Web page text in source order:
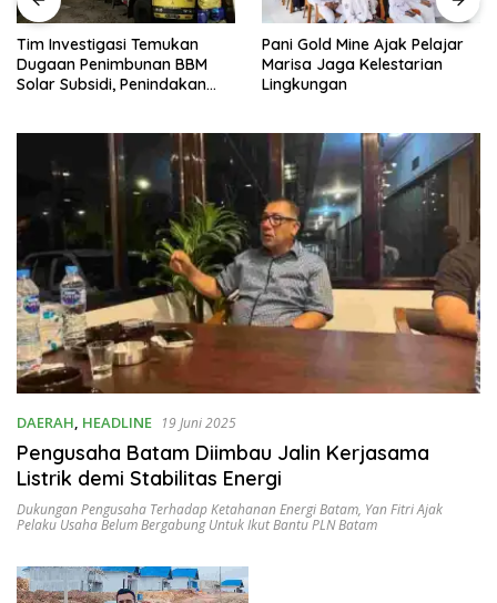
Pani Gold Mine Ajak Pelajar
Marisa Jaga Kelestarian
Lingkungan
H. Muhammad Faizal :
Pembinaan Politik Penting
untuk Menciptakan Kompetisi
DAERAH, HEADLINE 19 Juni 2025
Pengusaha Batam Diimbau Jalin Kerjasama
Listrik demi Stabilitas Energi
Dukungan Pengusaha Terhadap Ketahanan Energi Batam, Yan Fitri Ajak
Pelaku Usaha Belum Bergabung Untuk Ikut Bantu PLN Batam